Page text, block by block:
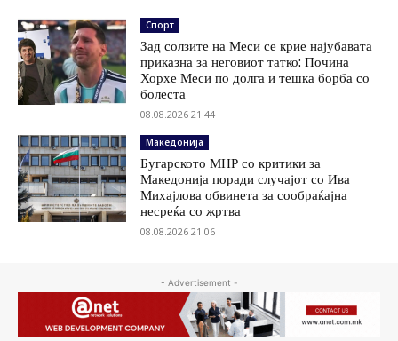
Спорт
Зад солзите на Меси се крие најубавата
приказна за неговиот татко: Почина
Хорхе Меси по долга и тешка борба со
болеста
08.08.2026 21:44
Македонија
Бугарското МНР со критики за
Македонија поради случајот со Ива
Михајлова обвинета за сообраќајна
несреќа со жртва
08.08.2026 21:06
- Advertisement -